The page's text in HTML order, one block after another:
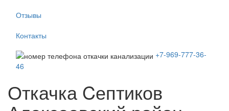
Отзывы
Контакты
+7-969-777-36-
46
Откачка Cептиков